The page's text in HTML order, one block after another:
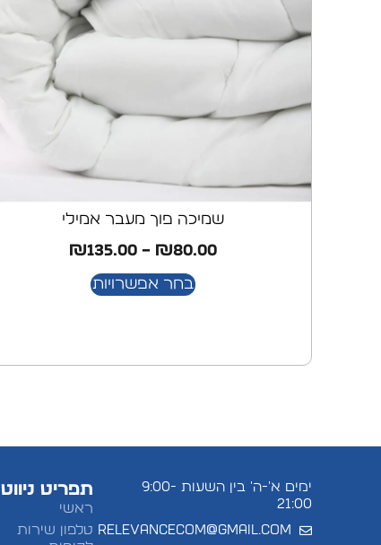
שמיכה פוך מעבר אמילי
₪80.00
–
₪135.00
בחר אפשרויות
ימים א'-ה' בין השעות 9:00-
21:00
relevancecom@gmail.com
תפריט ניווט
ראשי
טלפון שירות